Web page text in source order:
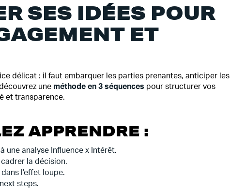
SES IDÉES POUR
ET
délicat : il faut embarquer les parties prenantes, anticiper les
une méthode en 3 séquences pour structurer vos
et transparence.
APPRENDRE :
une analyse Influence x Intérêt.
la décision.
l’effet loupe.
steps.